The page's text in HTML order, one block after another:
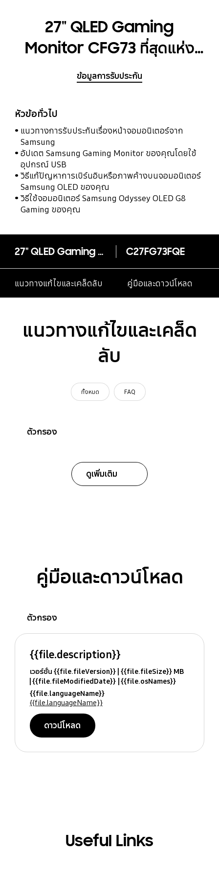
27" QLED Gaming
Monitor CFG73 ที่สุดแห่ง
เทคโนโลยี เพื่อคอเกมตัวจริง
ข้อมูลการรับประกัน
หัวข้อทั่วไป
แนวทางการรับประกันเรื่องหน้าจอมอนิเตอร์จาก
Samsung
อัปเดต Samsung Gaming Monitor ของคุณโดยใช้
อุปกรณ์ USB
วิธีแก้ปัญหาการเบิร์นอินหรือภาพค้างบนจอมอนิเตอร์
Samsung OLED ของคุณ
วิธีใช้จอมอนิเตอร์ Samsung Odyssey OLED G8
Gaming ของคุณ
27" QLED Gaming Monitor CFG73 ที่สุดแห่งเทคโนโลยี เพื่อคอเกมตัวจริง C27FG73FQE
แนวทางแก้ไขและเคล็ดลับ คู่มือและดาวน์โหลด
แนวทางแก้ไขและเคล็ด
ลับ
ทั้งหมด FAQ
ตัวกรอง
ดูเพิ่มเติม
คู่มือและดาวน์โหลด
ตัวกรอง
{{file.description}}
เวอร์ชั่น {{file.fileVersion}} {{file.fileSize}} MB
{{file.fileModifiedDate}} {{file.osNames}}
{{file.languageName}}
{{file.languageName}}
ดาวน์โหลด
Useful Links